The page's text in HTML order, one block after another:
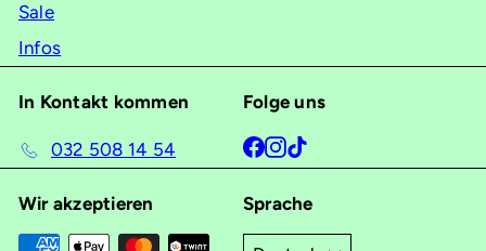
Sale
Infos
In Kontakt kommen
032 508 14 54
Folge uns
Facebook
Instagram
Wir akzeptieren Sprache